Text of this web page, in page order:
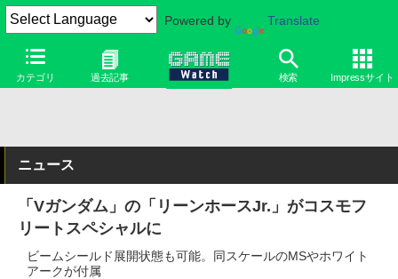
Powered by Translate
カテゴリ 過去記事 検索 Impressサイト
ニュース
「Vガンダム」の「リーンホースJr.」がコスモフ
リートスペシャルに
ビームシールド展開状態も可能。同スケールのMSやホワイト
アークが付属